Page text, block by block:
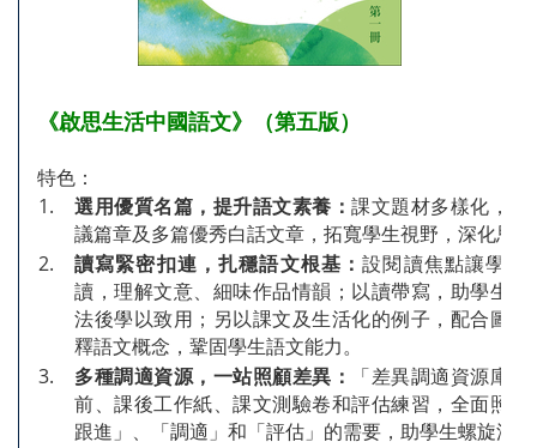
《啟思生活中國語文》（第五版）
特色：
1.
選用優質名篇，提升語文素養： 課文題材多樣化，收
議篇章及多篇優秀白話文章，拓寬學生視野，深化思
2.
讀寫緊密扣連，扎穩語文根基：設閱讀焦點讓學生
讀，理解文意、細味作品情韻；以讀帶寫，助學生賞
法後學以致用；另以課文及生活化的例子，配合圖像
釋語文概念，鞏固學生語文能力。
3.
多種調適資源，一站照顧差異：
「差異調適資源庫
前、課後工作紙、課文測驗卷和評估練習，全面照顧
跟進」、「調適」和「評估」的需要，助學生螺旋深